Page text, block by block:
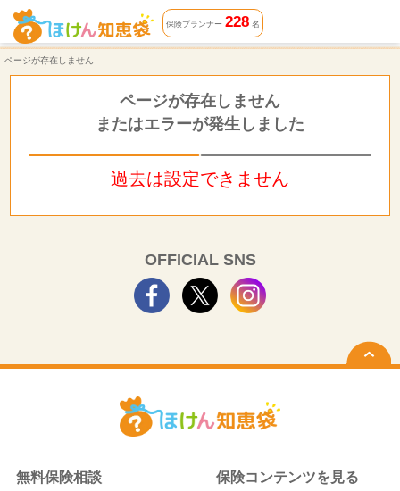
ページが存在しません | ほけん知恵袋
保険プランナー 228名
ページが存在しません
ページが存在しません
またはエラーが発生しました
過去は設定できません
OFFICIAL SNS
無料保険相談 保険コンテンツを見る